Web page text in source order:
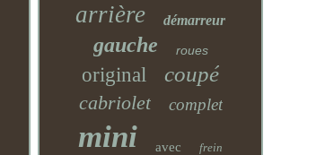
arrière démarreur
gauche roues
original coupé
cabriolet complet
mini avec frein